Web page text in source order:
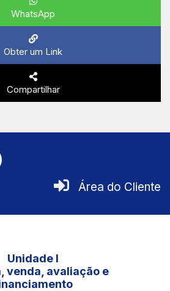
WhatsApp
Obter um Link
Compartilhar
Área do Cliente
Unidade I
venda, avaliação e